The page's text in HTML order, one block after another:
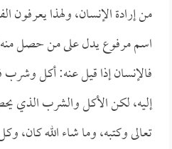
من إرادة الإنسان، ولهذا يعرفون
اسم مرفوع يدل على من حصل
فالإنسان إذا قيل عنه: أكل
إليه، لكن الأكل والشرب الذي
تعالى وكتبه، وما شاء الله كان،